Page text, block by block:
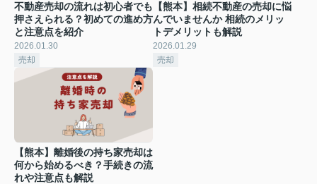
不動産売却の流れは初心者でも
押さえられる？初めての進め方
と注意点を紹介
2026.01.30
売却
【熊本】相続不動産の売却に悩
んでいませんか 相続のメリッ
トデメリットも解説
2026.01.29
売却
【熊本】離婚後の持ち家売却は
何から始めるべき？手続きの流
れや注意点も解説